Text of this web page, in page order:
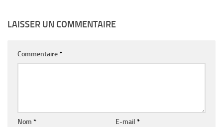
LAISSER UN COMMENTAIRE
Commentaire*
Nom * E-mail *